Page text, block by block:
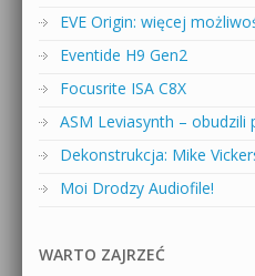
EVE Origin: więcej
Eventide H9 Gen2
Focusrite ISA C8X
ASM Leviasynth – obudzili
Dekonstrukcja: Mike
Moi Drodzy Audiofile!
WARTO ZAJRZEĆ